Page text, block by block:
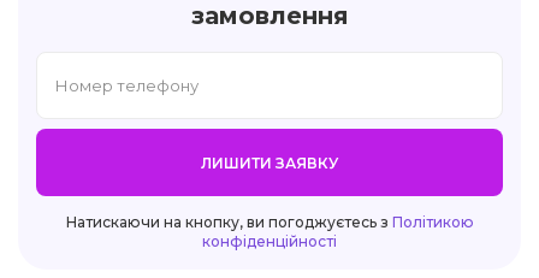
замовлення
ЛИШИТИ ЗАЯВКУ
Натискаючи на кнопку, ви погоджуєтесь з Політикою
конфіденційності